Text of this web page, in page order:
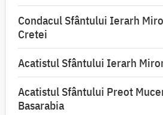
Condacul Sfântului Ierarh
Cretei
Acatistul Sfântului Ierarh
Acatistul Sfântului Preot
Basarabia